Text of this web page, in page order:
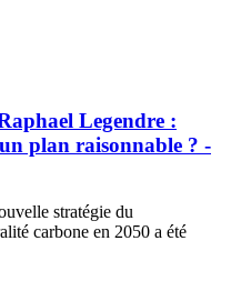
Legendre :
plan raisonnable ? -
stratégie du
carbone en 2050 a été